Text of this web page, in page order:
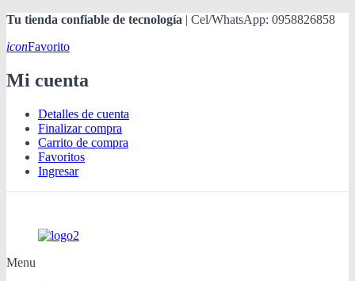
Tu tienda confiable de tecnología | Cel/WhatsApp: 0958826858
iconFavorito
Mi cuenta
Detalles de cuenta
Finalizar compra
Carrito de compra
Favoritos
Ingresar
Menu